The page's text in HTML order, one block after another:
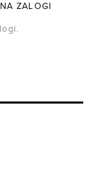
NA ZALOGI